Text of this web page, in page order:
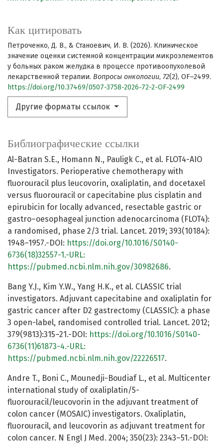
Как цитировать
Петроченко, Д. В., & Станоевич, И. В. (2026). Клиническое
значение оценки системной концентрации микроэлементов
у больных раком желудка в процессе противоопухолевой
лекарственной терапии. Вопросы онкологии, 72(2), OF–2499.
https://doi.org/10.37469/0507-3758-2026-72-2-OF-2499
Другие форматы ссылок
Библиографические ссылки
Al-Batran S.E., Homann N., Pauligk C., et al. FLOT4-AIO
Investigators. Perioperative chemotherapy with
fluorouracil plus leucovorin, oxaliplatin, and docetaxel
versus fluorouracil or capecitabine plus cisplatin and
epirubicin for locally advanced, resectable gastric or
gastro–oesophageal junction adenocarcinoma (FLOT4):
a randomised, phase 2/3 trial. Lancet. 2019; 393(10184):
1948–1957.-DOI: https://doi.org/10.1016/S0140-
6736(18)32557-1.-URL:
https://pubmed.ncbi.nlm.nih.gov/30982686.
Bang Y.J., Kim Y.W., Yang H.K., et al. CLASSIC trial
investigators. Adjuvant capecitabine and oxaliplatin for
gastric cancer after D2 gastrectomy (CLASSIC): a phase
3 open-label, randomised controlled trial. Lancet. 2012;
379(9813):315–21.-DOI: https://doi.org/10.1016/S0140-
6736(11)61873-4.-URL:
https://pubmed.ncbi.nlm.nih.gov/22226517.
Andre T., Boni C., Mounedji-Boudiaf L., et al. Multicenter
international study of oxaliplatin/5-
fluorouracil/leucovorin in the adjuvant treatment of
colon cancer (MOSAIC) investigators. Oxaliplatin,
fluorouracil, and leucovorin as adjuvant treatment for
colon cancer. N Engl J Med. 2004; 350(23): 2343–51.-DOI: